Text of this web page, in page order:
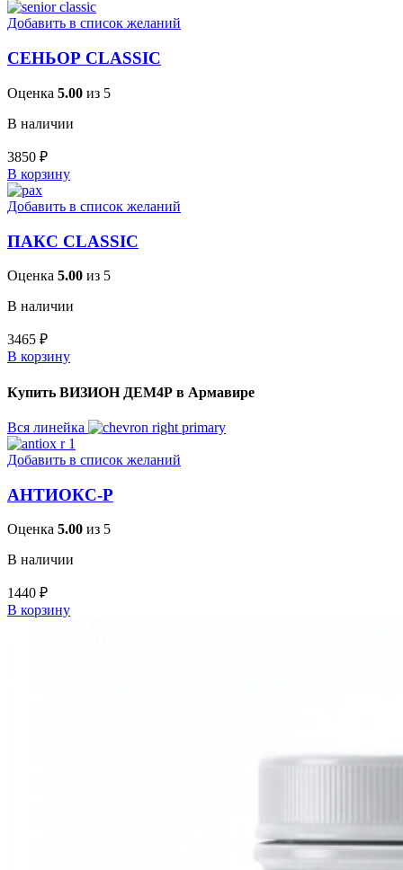
Добавить в список желаний
СЕНЬОР CLASSIC
Оценка 5.00 из 5
В наличии
3850 ₽
В корзину
Добавить в список желаний
ПАКС CLASSIC
Оценка 5.00 из 5
В наличии
3465 ₽
В корзину
Купить ВИЗИОН ДЕМ4Р в Армавире
Вся линейка
Добавить в список желаний
АНТИОКС-Р
Оценка 5.00 из 5
В наличии
1440 ₽
В корзину